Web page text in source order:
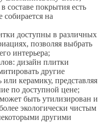
составе покрытия есть
на
доступны в различных
позволяя выбрать
интерьера;
дизайн плитки
другие
керамику, представляя
по доступной цене;
быть утилизирован и
экологически чистым
другими